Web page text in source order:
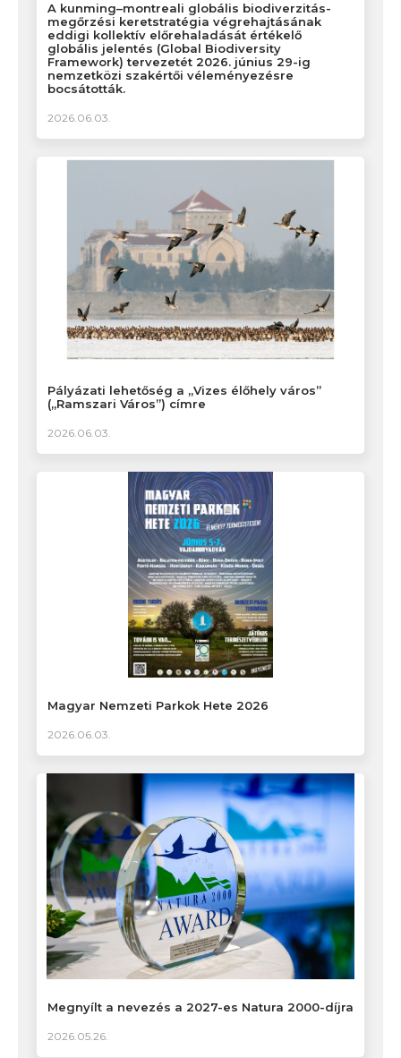
A kunming–montreali globális biodiverzitás-
megőrzési keretstratégia végrehajtásának
eddigi kollektív előrehaladását értékelő
globális jelentés (Global Biodiversity
Framework) tervezetét 2026. június 29-ig
nemzetközi szakértői véleményezésre
bocsátották.
2026.06.03.
Pályázati lehetőség a „Vizes élőhely város”
(„Ramszari Város”) címre
2026.06.03.
Magyar Nemzeti Parkok Hete 2026
2026.06.03.
Megnyílt a nevezés a 2027-es Natura 2000-díjra
2026.05.26.